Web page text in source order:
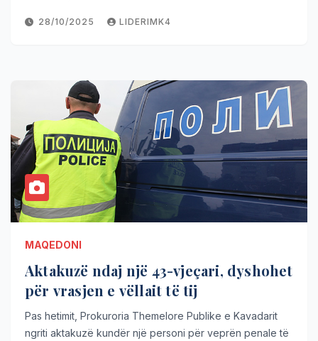
28/10/2025 LIDERIMK4
MAQEDONI
Aktakuzë ndaj një 43-vjeçari, dyshohet
për vrasjen e vëllait të tij
Pas hetimit, Prokuroria Themelore Publike e Kavadarit
ngriti aktakuzë kundër një personi për veprën penale të